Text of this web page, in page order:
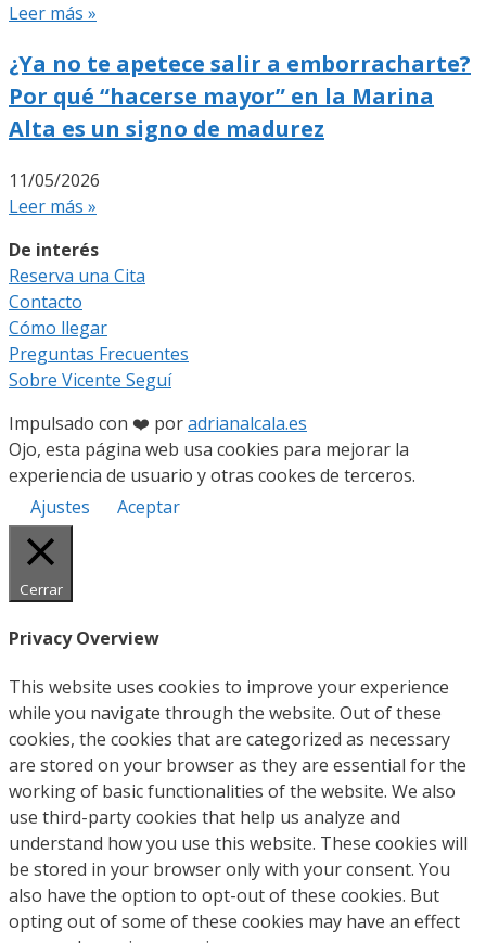
Leer más »
¿Ya no te apetece salir a emborracharte?
Por qué “hacerse mayor” en la Marina
Alta es un signo de madurez
11/05/2026
Leer más »
De interés
Reserva una Cita
Contacto
Cómo llegar
Preguntas Frecuentes
Sobre Vicente Seguí
Impulsado con ❤️ poradrianalcala.es
Ojo, esta página web usa cookies para mejorar la
experiencia de usuario y otras cookes de terceros.
Ajustes
Aceptar
Cerrar
Privacy Overview
This website uses cookies to improve your experience
while you navigate through the website. Out of these
cookies, the cookies that are categorized as necessary
are stored on your browser as they are essential for the
working of basic functionalities of the website. We also
use third-party cookies that help us analyze and
understand how you use this website. These cookies will
be stored in your browser only with your consent. You
also have the option to opt-out of these cookies. But
opting out of some of these cookies may have an effect